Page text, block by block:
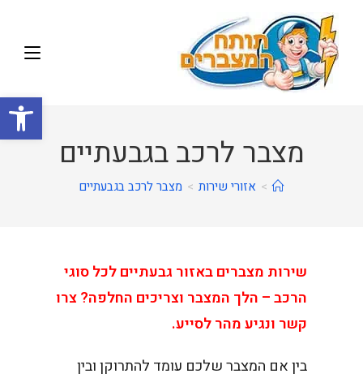
מצבר לרכב בגבעתיים
> אזורי שירות > מצבר לרכב בגבעתיים
שירות מצברים באזור גבעתיים לכל סוגי
הרכב – הלך המצבר וצריכים החלפה? צרו
קשר ונגיע מהר לסייע.
בין אם המצבר שלכם עומד להתרוקן ובין